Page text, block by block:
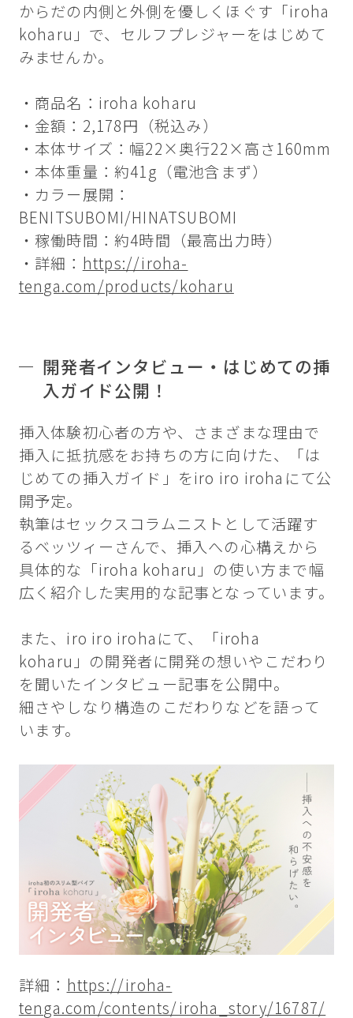
からだの内側と外側を優しくほぐす「iroha
koharu」で、セルフプレジャーをはじめて
みませんか。
・商品名：iroha koharu
・金額：2,178円（税込み）
・本体サイズ：幅22×奥行22×高さ160mm
・本体重量：約41g（電池含まず）
・カラー展開：
BENITSUBOMI/HINATSUBOMI
・稼働時間：約4時間（最高出力時）
・詳細： https://iroha-
tenga.com/products/koharu
開発者インタビュー・はじめての挿
入ガイド公開！
挿入体験初心者の方や、さまざまな理由で
挿入に抵抗感をお持ちの方に向けた、「は
じめての挿入ガイド」をiro iro irohaにて公
開予定。
執筆はセックスコラムニストとして活躍す
るベッツィーさんで、挿入への心構えから
具体的な「iroha koharu」の使い方まで幅
広く紹介した実用的な記事となっています。
また、iro iro irohaにて、「iroha
koharu」の開発者に開発の想いやこだわり
を聞いたインタビュー記事を公開中。
細さやしなり構造のこだわりなどを語って
います。
詳細： https://iroha-
tenga.com/contents/iroha_story/16787/